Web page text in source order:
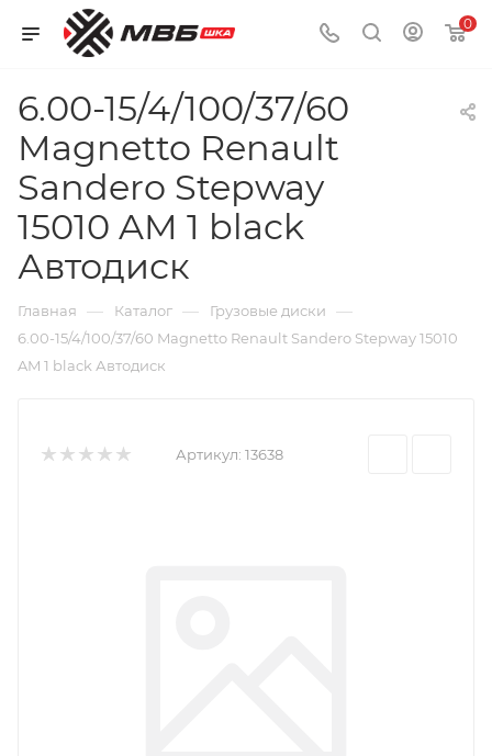
0
6.00-15/4/100/37/60
Magnetto Renault
Sandero Stepway
15010 AM 1 black
Автодиск
Главная — Каталог — Грузовые диски —
6.00-15/4/100/37/60 Magnetto Renault Sandero Stepway 15010
AM 1 black Автодиск
Артикул: 13638